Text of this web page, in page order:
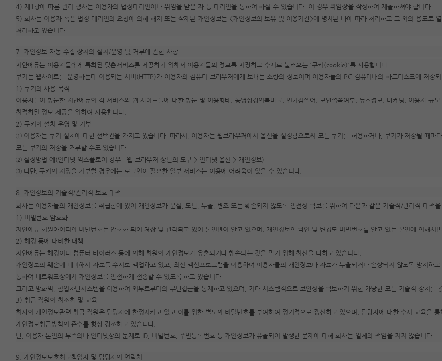
4) 제1항에 따른 권리 행사는 이용자의 법정대리인이나 위임을 받은 자 등 대리인을 통하여 하실 수 있습니다. 이 경우 위임장을 작성하여 제출하셔야 합니다.
5) 회사는 이용자 혹은 법정 대리인의 요청에 의해 해지 또는 삭제된 개인정보는 <개인정보의 보유 및 이용기간>에 명시된 바에 따라 처리하고 그 외의 용도로
처리하고 있습니다.
7. 개인정보 자동 수집 장치의 설치/운영 및 거부에 관한 사항
지안에듀는 이용자들에게 특화된 맞춤서비스를 제공하기 위해서 이용자들의 정보를 저장하고 수시로 불러오는 '쿠키(cookie)'를 사용합니다.
쿠키는 웹사이트를 운영하는데 이용되는 서버(HTTP)가 이용자의 컴퓨터 브라우저에게 보내는 소량의 정보이며 이용자들의 PC 컴퓨터내의 하드디스크에 저장
1) 쿠키의 사용 목적
이용자들이 방문한 지안에듀의 각 서비스와 웹 사이트들에 대한 방문 및 이용형태, 동영상강의북마크, 인기검색어, 보안접속여부, 뉴스정보, 마케팅, 이용자 규
최적화된 정보 제공을 위하여 사용합니다.
2) 쿠키의 설치·운영 및 거부
① 이용자는 쿠키 설치에 대한 선택권을 가지고 있습니다. 따라서, 이용자는 웹브라우저에서 옵션을 설정함으로써 모든 쿠키를 허용하거나, 쿠키가 저장될 때마
모든 쿠키의 저장을 거부할 수도 있습니다.
② 설정방법 예(인터넷 익스플로어 경우 : 웹 브라우저 상단의 도구 > 인터넷 옵션 > 개인정보)
③ 다만, 쿠키의 저장을 거부할 경우에는 로그인이 필요한 일부 서비스는 이용에 어려움이 있을 수 있습니다.
8. 개인정보의 기술적/관리적 보호 대책
회사는 이용자들의 개인정보를 취급함에 있어 개인정보가 분실, 도난, 누출, 변조 또는 훼손되지 않도록 안전성 확보를 위하여 다음과 같은 기술적/관리적 대책
1) 비밀번호 암호화
지안에듀 회원아이디의 비밀번호는 암호화 되어 저장 및 관리되고 있어 본인만이 알고 있으며, 개인정보의 확인 및 변경도 비밀번호를 알고 있는 본인에 의해서
2) 해킹 등에 대비한 대책
지안에듀는 해킹이나 컴퓨터 바이러스 등에 의해 회원의 개인정보가 유출되거나 훼손되는 것을 막기 위해 최선을 다하고 있습니다.
개인정보의 훼손에 대비해서 자료를 수시로 백업하고 있고, 최신 백신프로그램을 이용하여 이용자들의 개인정보나 자료가 누출되거나 손상되지 않도록 방지하
통하여 네트워크상에서 개인정보를 안전하게 전송할 수 있도록 하고 있습니다.
그리고 방화벽, 침입차단시스템을 이용하여 외부로부터의 무단접근을 통제하고 있으며, 기타 시스템적으로 보안성을 확보하기 위한 가낭한 모든 기술적 장치를
3) 취급 직원의 최소화 및 교육
회사의 개인정보관련 취급 직원은 담당자에 한정시키고 있고 이를 위한 별도의 비밀번호를 부여하여 정기적으로 갱신하고 있으며, 담당자에 대한 수시 교육을
개인정보취급방침의 준수를 항상 강조하고 있습니다.
단, 이용자 본인의 부주의나 인터넷상의 문제로 ID, 비밀번호, 주민등록번호 등 개인정보가 유출되어 발생한 문제에 대해 회사는 일체의 책임을 지지 않습니다.
9. 개인정보보호최고책임자 및 담당자의 연락처